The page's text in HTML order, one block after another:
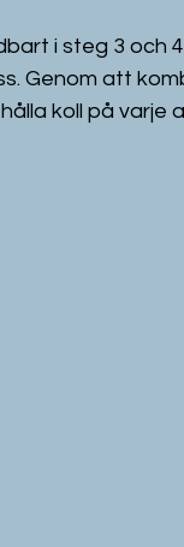
i steg 3
Genom att
koll på varje